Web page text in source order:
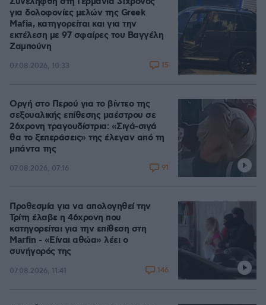
για δολοφονίες μελών της Greek
Mafia, κατηγορείται και για την
εκτέλεση με 97 σφαίρες του Βαγγέλη
Ζαμπούνη
07.08.2026, 10:33 15
Οργή στο Περού για το βίντεο της
σεξουαλικής επίθεσης μαέστρου σε
26χρονη τραγουδίστρια: «Σιγά-σιγά
θα το ξεπεράσεις» της έλεγαν από τη
μπάντα της
07.08.2026, 07:16 91
Προθεσμία για να απολογηθεί την
Τρίτη έλαβε η 46χρονη που
κατηγορείται για την επίθεση στη
Marfin - «Είναι αθώα» λέει ο
συνήγορός της
07.08.2026, 11:41 146